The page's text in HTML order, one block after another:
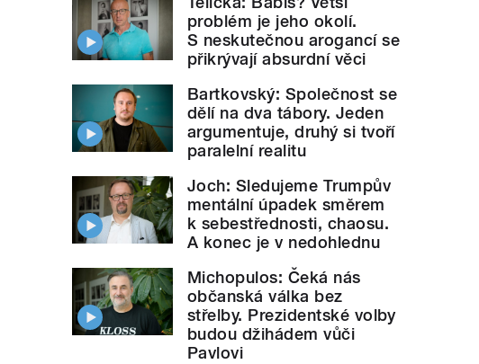
problém je jeho okolí.
S neskutečnou arogancí se
přikrývají absurdní věci
Bartkovský: Společnost se
dělí na dva tábory. Jeden
argumentuje, druhý si tvoří
paralelní realitu
Joch: Sledujeme Trumpův
mentální úpadek směrem
k sebestřednosti, chaosu.
A konec je v nedohlednu
Michopulos: Čeká nás
občanská válka bez
střelby. Prezidentské volby
budou džihádem vůči
Pavlovi